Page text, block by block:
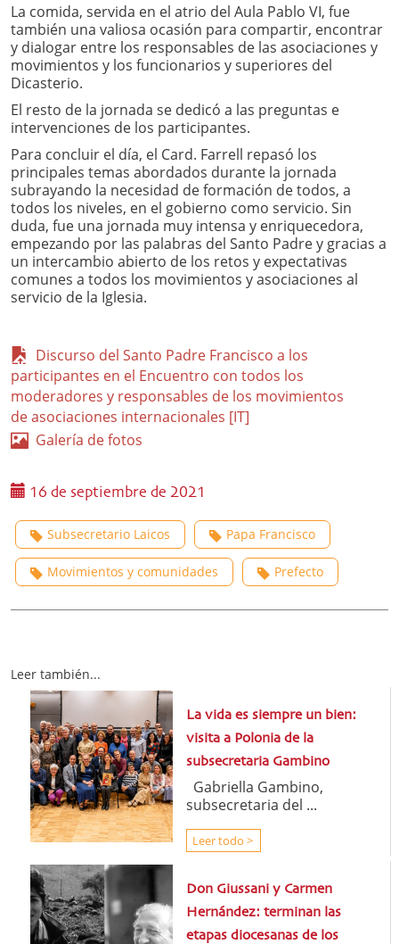
La comida, servida en el atrio del Aula Pablo VI, fue
también una valiosa ocasión para compartir, encontrar
y dialogar entre los responsables de las asociaciones y
movimientos y los funcionarios y superiores del
Dicasterio.
El resto de la jornada se dedicó a las preguntas e
intervenciones de los participantes.
Para concluir el día, el Card. Farrell repasó los
principales temas abordados durante la jornada
subrayando la necesidad de formación de todos, a
todos los niveles, en el gobierno como servicio. Sin
duda, fue una jornada muy intensa y enriquecedora,
empezando por las palabras del Santo Padre y gracias a
un intercambio abierto de los retos y expectativas
comunes a todos los movimientos y asociaciones al
servicio de la Iglesia.
Discurso del Santo Padre Francisco a los
participantes en el Encuentro con todos los
moderadores y responsables de los movimientos
de asociaciones internacionales [IT]
Galería de fotos
16 de septiembre de 2021
Subsecretario Laicos Papa Francisco
Movimientos y comunidades Prefecto
Leer también...
La vida es siempre un bien:
visita a Polonia de la
subsecretaria Gambino
Gabriella Gambino,
subsecretaria del ...
Leer todo >
Don Giussani y Carmen
Hernández: terminan las
etapas diocesanas de los